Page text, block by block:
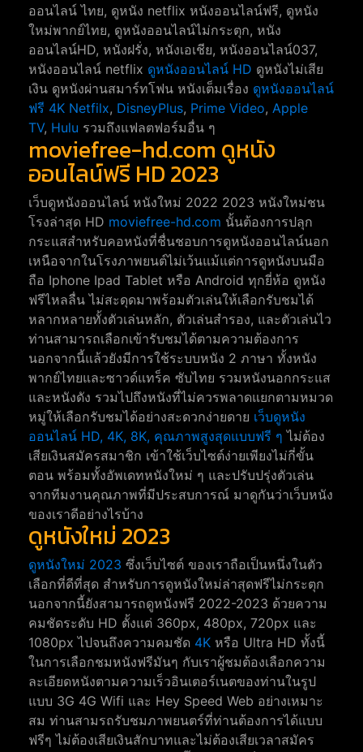
ออนไลน์ ไทย, ดูหนัง netflix หนังออนไลน์ฟรี, ดูหนัง
ใหม่พากย์ไทย, ดูหนังออนไลน์ไม่กระตุก, หนัง
ออนไลน์HD, หนังฝรั่ง, หนังเอเชีย, หนังออนไลน์037,
หนังออนไลน์ netflix ดูหนังออนไลน์ HD ดูหนังไม่เสีย
เงิน ดูหนังผ่านสมาร์ทโฟน หนังเต็มเรื่อง ดูหนังออนไลน์
ฟรี 4K Netfilx, DisneyPlus, Prime Video, Apple
TV, Hulu รวมถึงแฟลตฟอร์มอื่น ๆ
moviefree-hd.com ดูหนัง
ออนไลน์ฟรี HD 2023
เว็บดูหนังออนไลน์ หนังใหม่ 2022 2023 หนังใหม่ชน
โรงล่าสุด HD moviefree-hd.com นั้นต้องการปลุก
กระแสสำหรับคอหนังที่ชื่นชอบการดูหนังออนไลน์นอก
เหนือจากในโรงภาพยนต์ไม่เว้นแม้แต่การดูหนังบนมือ
ถือ Iphone Ipad Tablet หรือ Android ทุกยี่ห้อ ดูหนัง
ฟรีไหลลื่น ไม่สะดุดมาพร้อมตัวเล่นให้เลือกรับชมได้
หลากหลายทั้งตัวเล่นหลัก, ตัวเล่นสำรอง, และตัวเล่นไว
ท่านสามารถเลือกเข้ารับชมได้ตามความต้องการ
นอกจากนี้แล้วยังมีการใช้ระบบหนัง 2 ภาษา ทั้งหนัง
พากย์ไทยและซาวด์แทร็ค ซับไทย รวมหนังนอกกระแส
และหนังดัง รวมไปถึงหนังที่ไม่ควรพลาดแยกตามหมวด
หมู่ให้เลือกรับชมได้อย่างสะดวกง่ายดาย เว็บดูหนัง
ออนไลน์ HD, 4K, 8K, คุณภาพสูงสุดแบบฟรี ๆ ไม่ต้อง
เสียเงินสมัครสมาชิก เข้าใช้เว็บไซต์ง่ายเพียงไม่กี่ขั้น
ตอน พร้อมทั้งอัพเดทหนังใหม่ ๆ และปรับปรุ่งตัวเล่น
จากทีมงานคุณภาพที่มีประสบการณ์ มาดูกันว่าเว็บหนัง
ของเราดีอย่างไรบ้าง
ดูหนังใหม่ 2023
ดูหนังใหม่ 2023 ซึ่งเว็บไซต์ ของเราถือเป็นหนึ่งในตัว
เลือกที่ดีที่สุด สำหรับการดูหนังใหม่ล่าสุดฟรีไม่กระตุก
นอกจากนี้ยังสามารถดูหนังฟรี 2022-2023 ด้วยความ
คมชัดระดับ HD ตั้งแต่ 360px, 480px, 720px และ
1080px ไปจนถึงความคมชัด 4K หรือ Ultra HD ทั้งนี้
ในการเลือกชมหนังฟรีมันๆ กับเราผู้ชมต้องเลือกความ
ละเอียดหนังตามความเร็วอินเตอร์เนตของท่านในรูป
แบบ 3G 4G Wifi และ Hey Speed Web อย่างเหมาะ
สม ท่านสามรถรับชมภาพยนตร์ที่ท่านต้องการได้แบบ
ฟรีๆ ไม่ต้องเสียเงินสักบาทและไม่ต้องเสียเวลาสมัคร